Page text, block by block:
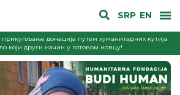
SRP EN
прикупљање донација путем хуманитарних кутија
који други начин у готовом новцу!